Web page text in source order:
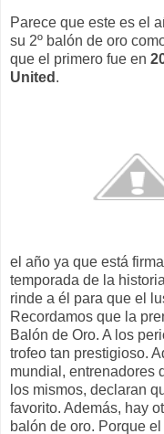
Parece que este es el
su 2º balón de oro
que el primero fue en
United .
el año ya que está
temporada de la
rinde a él para que el
Recordamos que la
Balón de Oro. A los
trofeo tan prestigioso.
mundial, entrenadores
los mismos, declaran
favorito. Además, hay
balón de oro. Porque